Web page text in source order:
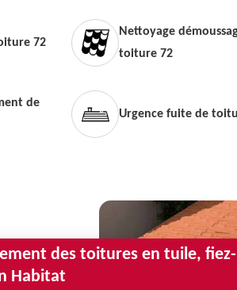
72
Nettoyage
toiture 72
de
Urgence fuite de
des toitures en tuile, fiez-
Habitat